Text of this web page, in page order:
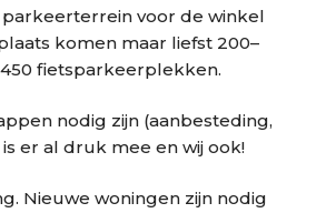
voor de winkel
komen maar liefst 200–
fietsparkeerplekken.
nodig zijn (aanbesteding,
er al druk mee en wij ook!
Nieuwe woningen zijn nodig